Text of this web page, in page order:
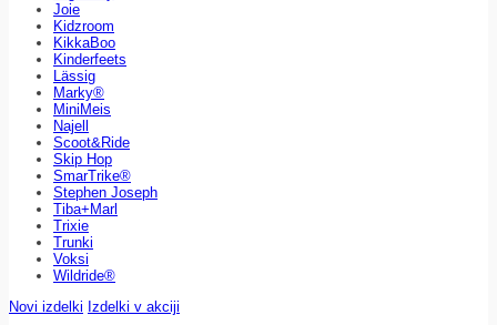
Joie
Kidzroom
KikkaBoo
Kinderfeets
Lässig
Marky®
MiniMeis
Najell
Scoot&Ride
Skip Hop
SmarTrike®
Stephen Joseph
Tiba+Marl
Trixie
Trunki
Voksi
Wildride®
Novi izdelki Izdelki v akciji